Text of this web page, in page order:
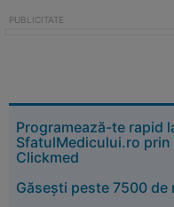
Programează-te rapid
SfatulMedicului.ro
Clickmed
Găsești peste 7500